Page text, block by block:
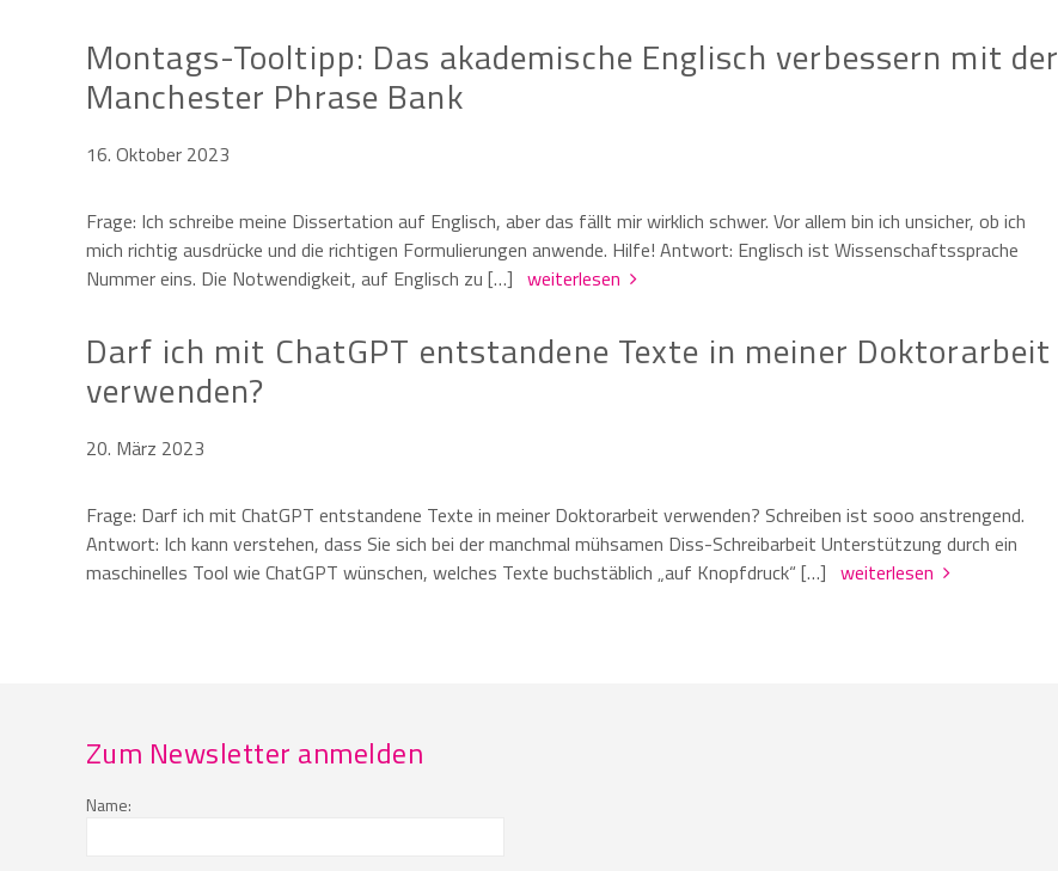
Montags-Tooltipp: Das akademische Englisch verbessern mit der
Manchester Phrase Bank
16. Oktober 2023
Frage: Ich schreibe meine Dissertation auf Englisch, aber das fällt mir wirklich schwer. Vor allem bin ich unsicher, ob ich
mich richtig ausdrücke und die richtigen Formulierungen anwende. Hilfe! Antwort: Englisch ist Wissenschaftssprache
Nummer eins. Die Notwendigkeit, auf Englisch zu […] weiterlesen
Darf ich mit ChatGPT entstandene Texte in meiner Doktorarbeit
verwenden?
20. März 2023
Frage: Darf ich mit ChatGPT entstandene Texte in meiner Doktorarbeit verwenden? Schreiben ist sooo anstrengend.
Antwort: Ich kann verstehen, dass Sie sich bei der manchmal mühsamen Diss-Schreibarbeit Unterstützung durch ein
maschinelles Tool wie ChatGPT wünschen, welches Texte buchstäblich „auf Knopfdruck“ […] weiterlesen
Zum Newsletter anmelden
Name: